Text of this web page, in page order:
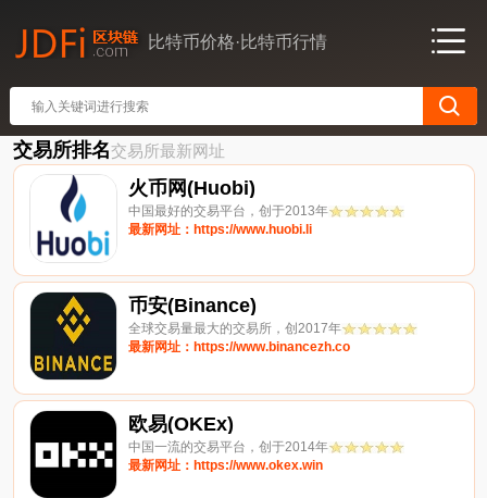
比特币价格·比特币行情
交易所排名交易所最新网址
火币网(Huobi)
中国最好的交易平台，创于2013年
最新网址：https://www.huobi.li
币安(Binance)
全球交易量最大的交易所，创2017年
最新网址：https://www.binancezh.co
欧易(OKEx)
中国一流的交易平台，创于2014年
最新网址：https://www.okex.win